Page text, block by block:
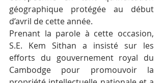
géographique protégée au début
d’avril de cette année.
Prenant la parole à cette occasion,
S.E. Kem Sithan a insisté sur les
efforts du gouvernement royal du
Cambodge pour promouvoir la